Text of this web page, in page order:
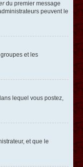
du premier message
peuvent le
et les
lequel vous postez,
et que le